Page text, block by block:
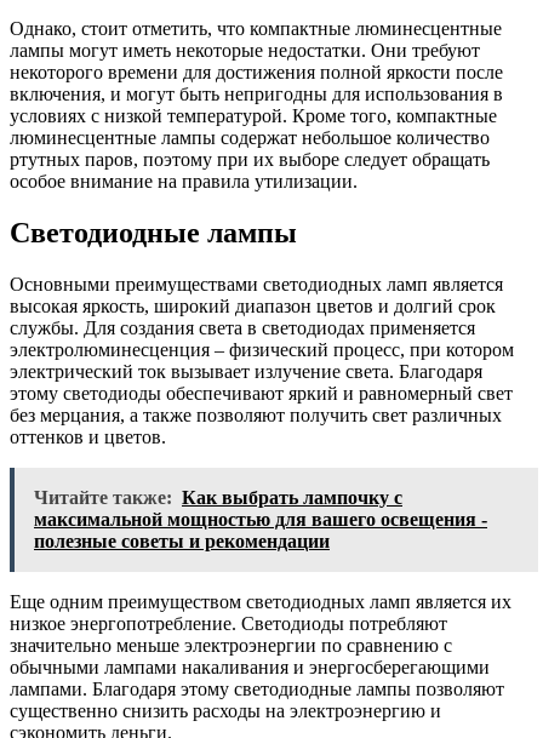
Однако, стоит отметить, что компактные люминесцентные
лампы могут иметь некоторые недостатки. Они требуют
некоторого времени для достижения полной яркости после
включения, и могут быть непригодны для использования в
условиях с низкой температурой. Кроме того, компактные
люминесцентные лампы содержат небольшое количество
ртутных паров, поэтому при их выборе следует обращать
особое внимание на правила утилизации.
Светодиодные лампы
Основными преимуществами светодиодных ламп является
высокая яркость, широкий диапазон цветов и долгий срок
службы. Для создания света в светодиодах применяется
электролюминесценция – физический процесс, при котором
электрический ток вызывает излучение света. Благодаря
этому светодиоды обеспечивают яркий и равномерный свет
без мерцания, а также позволяют получить свет различных
оттенков и цветов.
Читайте также: Как выбрать лампочку с
максимальной мощностью для вашего освещения -
полезные советы и рекомендации
Еще одним преимуществом светодиодных ламп является их
низкое энергопотребление. Светодиоды потребляют
значительно меньше электроэнергии по сравнению с
обычными лампами накаливания и энергосберегающими
лампами. Благодаря этому светодиодные лампы позволяют
существенно снизить расходы на электроэнергию и
сэкономить деньги.